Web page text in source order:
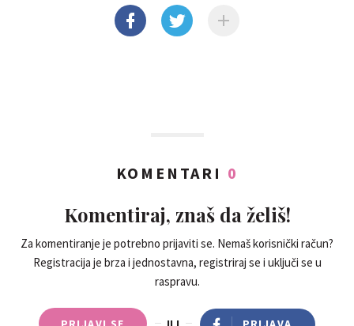
KOMENTARI 0
Komentiraj, znaš da želiš!
Za komentiranje je potrebno prijaviti se. Nemaš korisnički račun?
Registracija je brza i jednostavna, registriraj se i uključi se u
raspravu.